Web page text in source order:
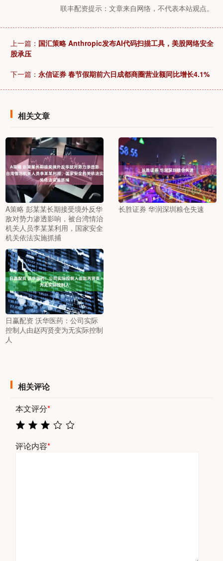
联丰配资提示：文章来自网络，不代表本站观点。
上一篇： 国汇策略 Anthropic发布AI代码扫描工具，美股网络安全
股承压
下一篇： 永信证券 春节假期前六日成都商圈营业额同比增长4.1%
相关文章
A策略 彭某某长期接受境外反华
敌对势力渗透影响，被台湾情治
机关人员李某某利用，国家安全
机关依法实施抓捕
长胜证券 华润深圳粮仓失速
日赢配资 沃华医药：公司实际
控制人由赵丙贤变为无实际控制
人
相关评论
本文评分*
评论内容*